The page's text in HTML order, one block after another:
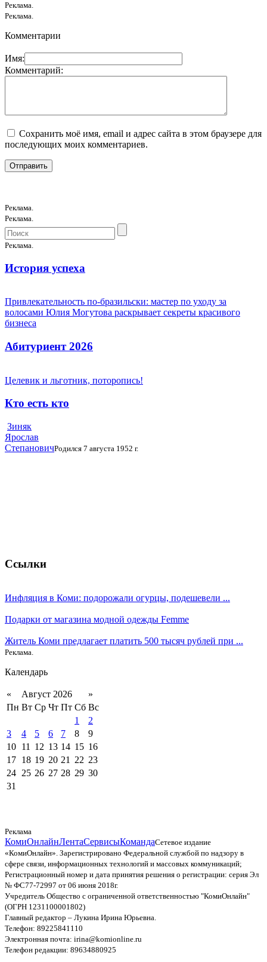
Реклама.
Реклама.
Комментарии
Имя:
Комментарий:
Сохранить моё имя, email и адрес сайта в этом браузере для
последующих моих комментариев.
Реклама.
Реклама.
Реклама.
История успеха
Привлекательность по-бразильски: мастер по уходу за
волосами Юлия Могутова раскрывает секреты красивого
бизнеса
Абитуриент 2026
Целевик и льготник, поторопись!
Кто есть кто
Зиняк
Ярослав
СтепановичРодился 7 августа 1952 г.
Ссылки
Инфляция в Коми: подорожали огурцы, подешевели ...
Подарки от магазина модной одежды Femme
Житель Коми предлагает платить 500 тысяч рублей при ...
Реклама.
Календарь
« Август 2026
»
Пн Вт Ср Чт Пт Сб Вс
1
2
3
4 5 6 7 8
9
10 11 12 13 14 15 16
17 18 19 20 21 22 23
24 25 26 27 28 29 30
31
Реклама
КомиОнлайнЛентаСервисыКомандаСетевое издание
«КомиОнлайн». Зарегистрировано Федеральной службой по надзору в
сфере связи, информационных технологий и массовых коммуникаций;
Регистрационный номер и дата принятия решения о регистрации: серия Эл
№ ФС77-72997 от 06 июня 2018г.
Учредитель Общество с ограниченной ответственностью "КомиОнлайн"
(ОГРН 1231100001802)
Главный редактор – Лукина Ирина Юрьевна.
Телефон: 89225841110
Электронная почта: irina@komionline.ru
Телефон редакции: 89634880925